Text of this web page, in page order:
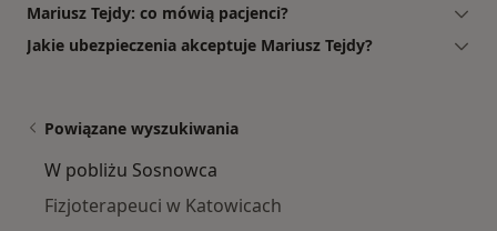
Mariusz Tejdy: co mówią pacjenci?
Jakie ubezpieczenia akceptuje Mariusz Tejdy?
Powiązane wyszukiwania
W pobliżu Sosnowca
Fizjoterapeuci w Katowicach